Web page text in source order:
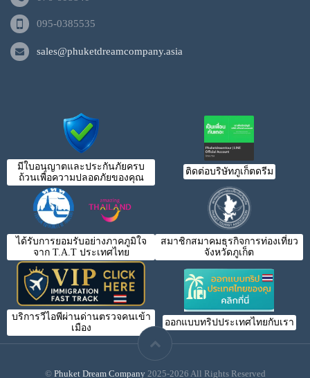
095-0385535
sales@phuketdreamcompany.asia
มีใบอนุญาตและประกันภัยครบ
ถ้วนเพื่อความปลอดภัยของคุณ
ติดต่อบริษัทภูเก็ตดรีม
ได้รับการยอมรับอย่างภาคภูมิใจ
จาก T.A.T ประเทศไทย
สมาชิกสมาคมธุรกิจการท่องเที่ยว
จังหวัดภูเก็ต
บริการวีไอพีผ่านด่านตรวจคนเข้า
เมือง
ออกแบบทริปประเทศไทยกับเรา
© Phuket Dream Company2025-2026 All Rights Reserved